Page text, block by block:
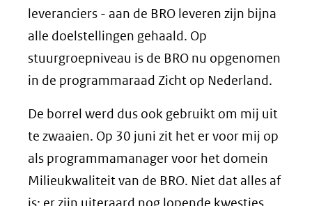
leveranciers - aan de BRO leveren zijn bijna
alle doelstellingen gehaald. Op
stuurgroepniveau is de BRO nu opgenomen
in de programmaraad Zicht op Nederland.
De borrel werd dus ook gebruikt om mij uit
te zwaaien. Op 30 juni zit het er voor mij op
als programmamanager voor het domein
Milieukwaliteit van de BRO. Niet dat alles af
is: er zijn uiteraard nog lopende kwesties